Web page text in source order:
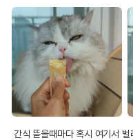
간식 뜯을때마다 혹시 여기서